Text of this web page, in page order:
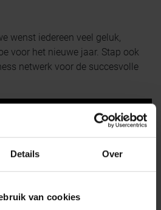
Details Over
van cookies
wenst iedereen veel geluk,
voor het nieuwe jaar. Stap ook
netwerk voor de succesvolle